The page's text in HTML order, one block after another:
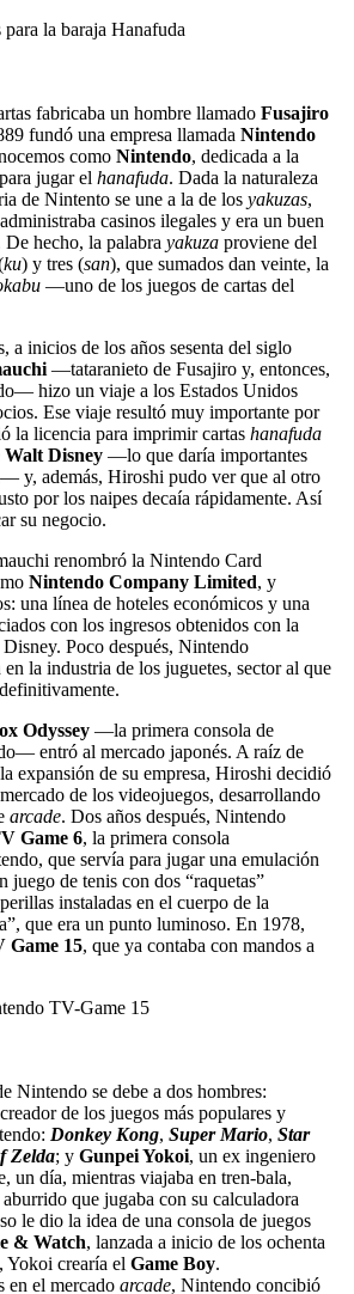
fabricaba un hombre llamado Fusajiro
fundó una empresa llamada Nintendo
como Nintendo, dedicada a la
jugar el hanafuda. Dada la naturaleza
de Nintento se une a la de los yakuzas,
casinos ilegales y era un buen
De hecho, la palabra yakuza proviene del
ku) y tres (san), que sumados dan veinte, la
—uno de los juegos de cartas del
a inicios de los años sesenta del siglo
—tataranieto de Fusajiro y, entonces,
hizo un viaje a los Estados Unidos
Ese viaje resultó muy importante por
la licencia para imprimir cartas hanafuda
Walt Disney —lo que daría importantes
y, además, Hiroshi pudo ver que al otro
por los naipes decaía rápidamente. Así
su negocio.
renombró la Nintendo Card
Nintendo Company Limited, y
una línea de hoteles económicos y una
con los ingresos obtenidos con la
Disney. Poco después, Nintendo
la industria de los juguetes, sector al que
Odyssey —la primera consola de
entró al mercado japonés. A raíz de
expansión de su empresa, Hiroshi decidió
de los videojuegos, desarrollando
arcade. Dos años después, Nintendo
Game 6, la primera consola
que servía para jugar una emulación
juego de tenis con dos “raquetas”
instaladas en el cuerpo de la
que era un punto luminoso. En 1978,
Game 15, que ya contaba con mandos a
Nintendo se debe a dos hombres:
de los juegos más populares y
Donkey Kong, Super Mario, Star
Zelda; y Gunpei Yokoi, un ex ingeniero
un día, mientras viajaba en tren-bala,
que jugaba con su calculadora
le dio la idea de una consola de juegos
& Watch, lanzada a inicio de los ochenta
Yokoi crearía el Game Boy.
en el mercado arcade, Nintendo concibió